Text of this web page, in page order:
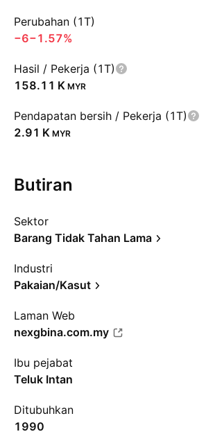
Perubahan (1T)
−6−1.57%
Hasil / Pekerja (1T)
‪158.11 K‬ MYR
Pendapatan bersih / Pekerja (1T)
‪2.91 K‬ MYR
Butiran
Sektor
Barang Tidak Tahan Lama
Industri
Pakaian/Kasut
Laman Web
nexgbina.com.my
Ibu pejabat
Teluk Intan
Ditubuhkan
1990